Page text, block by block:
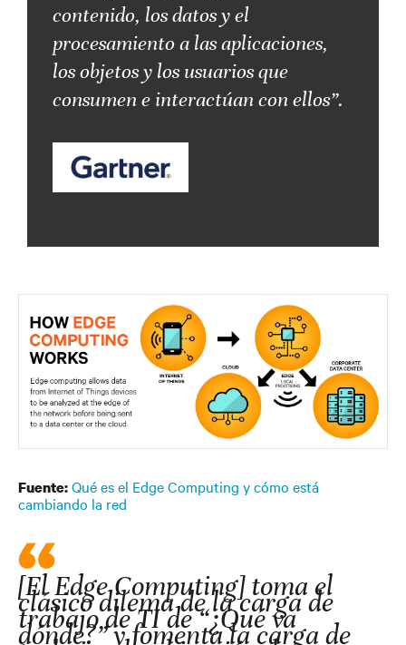
contenido, los datos y el
procesamiento a las aplicaciones,
los objetos y los usuarios que
consumen e interactúan con ellos”.
Fuente:Qué es el Edge Computing y cómo está
cambiando la red
[El Edge Computing] toma el
clásico dilema de la carga de
trabajo de TI de “¿Qué va
dónde?” y fomenta la carga de